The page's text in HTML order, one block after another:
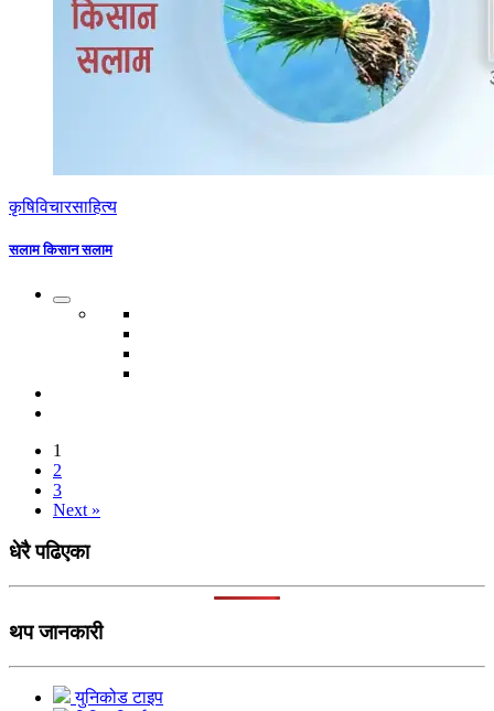
कृषिविचारसाहित्य
सलाम किसान सलाम
1
2
3
Next »
धेरै पढिएका
थप जानकारी
युनिकोड टाइप